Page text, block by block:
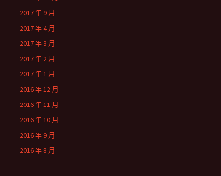
2017 年 9 月
2017 年 4 月
2017 年 3 月
2017 年 2 月
2017 年 1 月
2016 年 12 月
2016 年 11 月
2016 年 10 月
2016 年 9 月
2016 年 8 月